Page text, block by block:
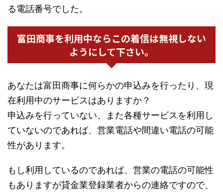
る電話番号でした。
富田商事を利用中ならこの着信は無視しない
ようにして下さい。
あなたは富田商事に何らかの申込みを行ったり、現
在利用中のサービスはありますか？
申込みを行っていない、また各種サービスを利用し
ていないのであれば、営業電話や間違い電話の可能
性があります。
もし利用しているのであれば、営業の電話の可能性
もありますが貸金業登録業者からの連絡ですので、